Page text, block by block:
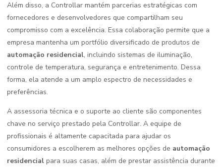
Além disso, a Controllar mantém parcerias estratégicas com
fornecedores e desenvolvedores que compartilham seu
compromisso com a excelência. Essa colaboração permite que a
empresa mantenha um portfólio diversificado de produtos de
automação residencial, incluindo sistemas de iluminação,
controle de temperatura, segurança e entretenimento. Dessa
forma, ela atende a um amplo espectro de necessidades e
preferências.
A assessoria técnica e o suporte ao cliente são componentes
chave no serviço prestado pela Controllar. A equipe de
profissionais é altamente capacitada para ajudar os
consumidores a escolherem as melhores opções de automação
residencial para suas casas, além de prestar assistência durante